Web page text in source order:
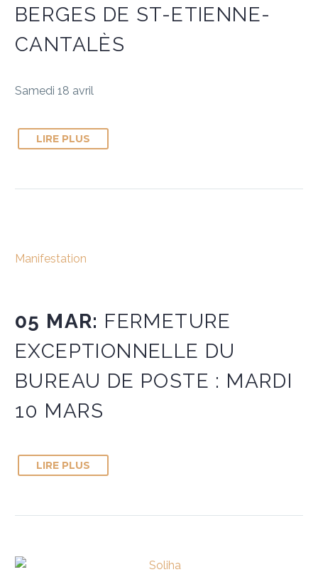
BERGES DE ST-ETIENNE-
CANTALÈS
Samedi 18 avril
LIRE PLUS
Manifestation
05 MAR: FERMETURE
EXCEPTIONNELLE DU
BUREAU DE POSTE : MARDI
10 MARS
LIRE PLUS